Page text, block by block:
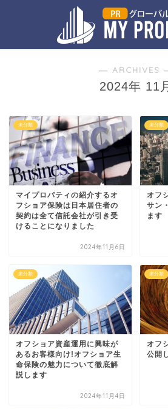
― ARCHIVES
2024年 11月
未分類
マイプロパティの紹介するオ
フショア保険は日本居住者の
契約は全て信託会社が引き受
けることになりました
2024年11月6日
未分類
オフ
サン
ます
未分類
オフショア資産運用に興味が
あるお客様向け!オフショア生
命保険の魅力について徹底解
説します
2024年11月4日
未分類
オフ
公開